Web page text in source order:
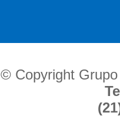
© Copyright